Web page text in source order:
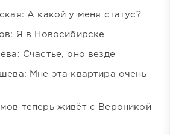
А какой у меня статус?
Я в Новосибирске
Счастье, оно везде
Мне эта квартира очень
теперь живёт с Вероникой